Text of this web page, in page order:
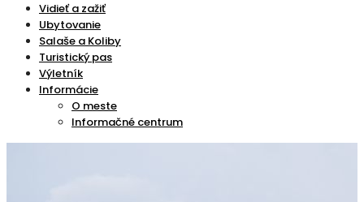
Vidieť a zažiť
Ubytovanie
Salaše a Koliby
Turistický pas
Výletník
Informácie
O meste
Informačné centrum